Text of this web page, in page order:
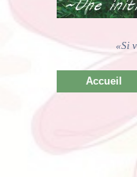
«Si
Accueil